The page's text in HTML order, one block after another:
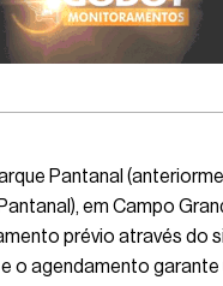
Pantanal
em Campo
prévio através do
o agendamento garante